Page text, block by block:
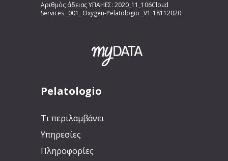
Αριθμός άδειας ΥΠΑΗΕΣ: 2020_11_106Cloud
Services _001_ Oxygen-Pelatologio _V1_18112020
Pelatologio
Τι περιλαμβάνει
Υπηρεσίες
Πληροφορίες